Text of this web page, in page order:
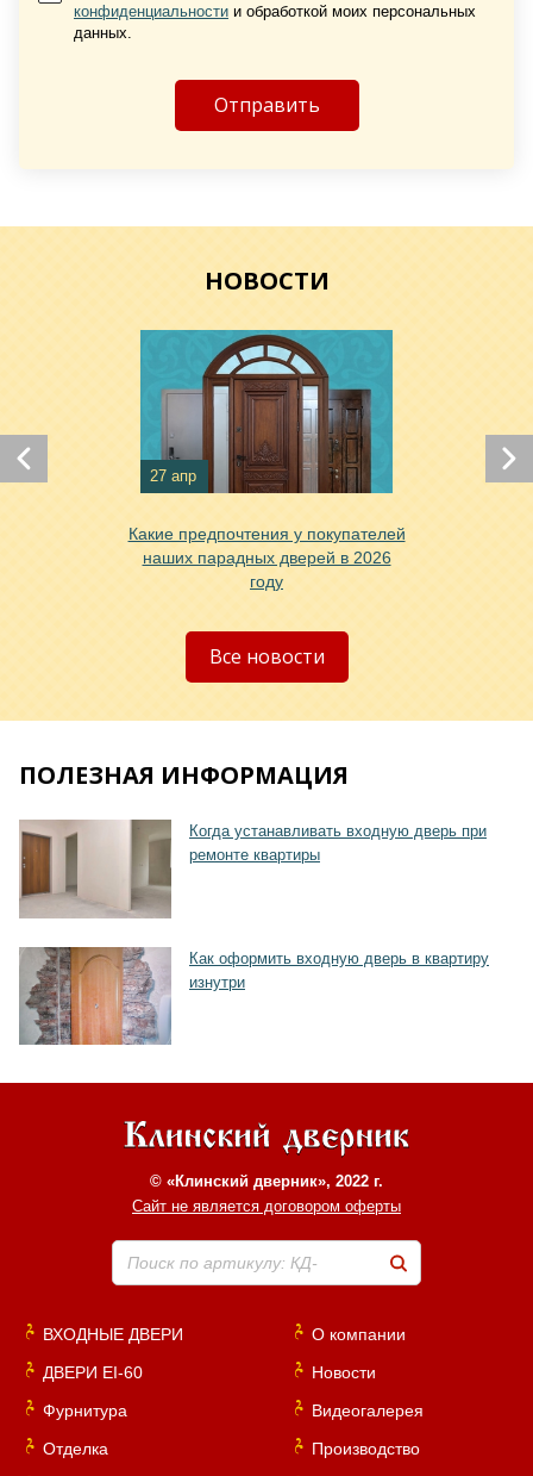
Хочу такую
Хочу такую
Хочу такую
конфиденциальности и обработкой моих персональных
данных.
НОВОСТИ
27 апр
Какие предпочтения у покупателей
наших парадных дверей в 2026
году
Все новости
ПОЛЕЗНАЯ ИНФОРМАЦИЯ
Когда устанавливать входную дверь при
ремонте квартиры
Как оформить входную дверь в квартиру
изнутри
© «Клинский дверник», 2022 г.
Сайт не является договором оферты
Поиск по артикулу: КД-
ВХОДНЫЕ ДВЕРИ
ДВЕРИ EI-60
Фурнитура
Отделка
О компании
Новости
Видеогалерея
Производство